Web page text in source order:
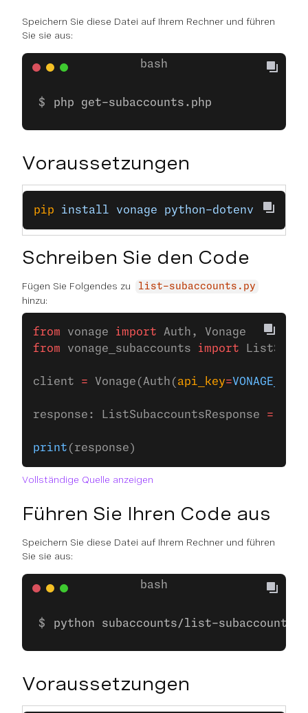
Speichern Sie diese Datei auf Ihrem Rechner und führen
Sie sie aus:
php get-subaccounts.php
Voraussetzungen
pip install vonage python-dotenv
Schreiben Sie den Code
Fügen Sie Folgendes zu list-subaccounts.py
hinzu:
from vonage import Auth, Vonage
from vonage_subaccounts import
client = Vonage(Auth( api_key=
response: ListSubaccountsResponse =
print (response)
Vollständige Quelle anzeigen
Führen Sie Ihren Code aus
Speichern Sie diese Datei auf Ihrem Rechner und führen
Sie sie aus:
python subaccounts/list-
Voraussetzungen